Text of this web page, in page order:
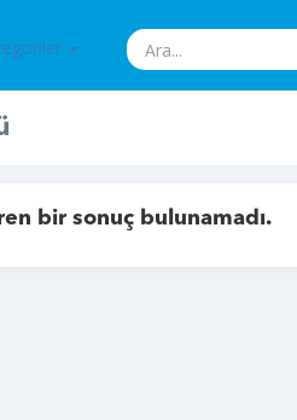
bir sonuç bulunamadı.